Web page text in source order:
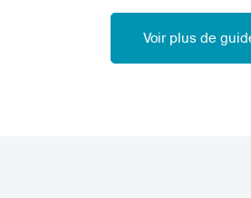
Voir plus de